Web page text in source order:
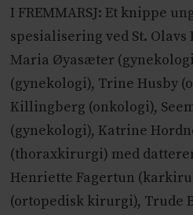
I FREMMARSJ: Et knippe
spesialisering ved St.
Maria Øyasæter
(gynekologi), Trine Husby
Killingberg (onkologi),
(gynekologi), Katrine
(thoraxkirurgi) med
Henriette Fagertun
(ortopedisk kirurgi), Trude